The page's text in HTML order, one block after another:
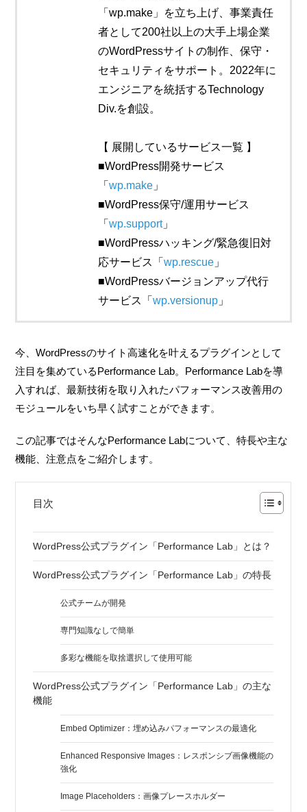
「wp.make」を立ち上げ、事業責任
者として200社以上の大手上場企業
のWordPressサイトの制作、保守・
セキュリティをサポート。2022年に
エンジニアを統括するTechnology
Div.を創設。
【 展開しているサービス一覧 】
■WordPress開発サービス
「wp.make 」
■WordPress保守/運用サービス
「wp.support」
■WordPressハッキング/緊急復旧対
応サービス「wp.rescue 」
■WordPressバージョンアップ代行
サービス「wp.versionup 」
今、WordPressのサイト高速化を叶えるプラグインとして
注目を集めているPerformance Lab。Performance Labを導
入すれば、最新技術を取り入れたパフォーマンス改善用の
モジュールをいち早く試すことができます。
この記事ではそんなPerformance Labについて、特長や主な
機能、注意点をご紹介します。
目次
WordPress公式プラグイン「Performance Lab」とは？
WordPress公式プラグイン「Performance Lab」の特長
公式チームが開発
専門知識なしで簡単
多彩な機能を取捨選択して使用可能
WordPress公式プラグイン「Performance Lab」の主な
機能
Embed Optimizer：埋め込みパフォーマンスの最適化
Enhanced Responsive Images：レスポンシブ画像機能の
強化
Image Placeholders：画像プレースホルダー